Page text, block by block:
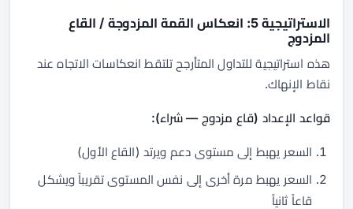
الاستراتيجية 5: انعكاس القمة المزدوجة / القاع
المزدوج
هذه استراتيجية للتداول المتأرجح تلتقط انعكاسات الاتجاه عند
نقاط الإنهاك.
قواعد الإعداد (قاع مزدوج — شراء):
السعر يهبط إلى مستوى دعم ويرتد (القاع الأول)
السعر يهبط مرة أخرى إلى نفس المستوى تقريباً ويشكل
قاعاً ثانياً